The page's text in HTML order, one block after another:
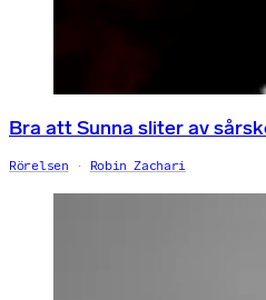
Bra att Sunna sliter av
Rörelsen Robin Zachari